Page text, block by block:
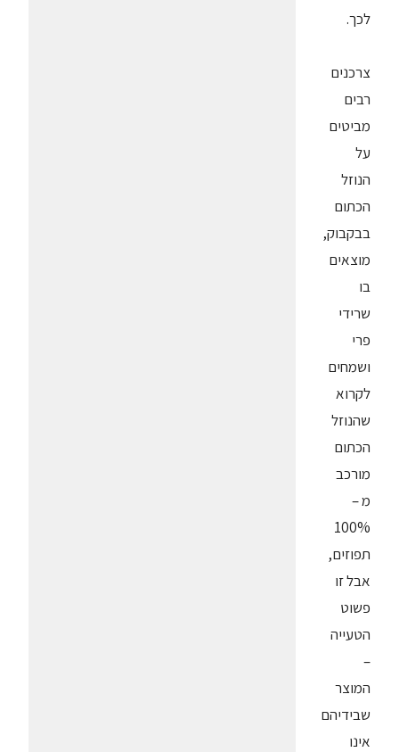
לכך.
צרכנים
רבים
מביטים
על
הנוזל
הכתום
בבקבוק,
מוצאים
בו
שרידי
פרי
ושמחים
לקרוא
שהנוזל
הכתום
מורכב
מ –
100%
תפוזים,
אבל זו
פשוט
הטעייה
–
המוצר
שבידיהם
אינו